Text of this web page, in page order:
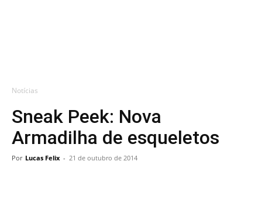
Notícias
Sneak Peek: Nova
Armadilha de esqueletos
Por Lucas Felix - 21 de outubro de 2014